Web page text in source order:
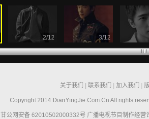
2/12 3/12
关于我们 联系我们 加入我们
Copyright 2014 DianYingJie.Com.Cn All rights
甘公网安备 62010502000332号 广播电视节目制作经